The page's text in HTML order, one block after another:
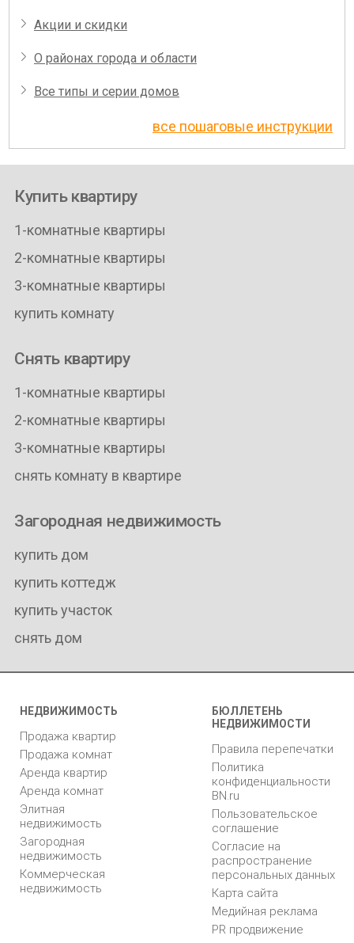
Акции и скидки
О районах города и области
Все типы и серии домов
все пошаговые инструкции
Купить квартиру
1-комнатные квартиры
2-комнатные квартиры
3-комнатные квартиры
купить комнату
Снять квартиру
1-комнатные квартиры
2-комнатные квартиры
3-комнатные квартиры
снять комнату в квартире
Загородная недвижимость
купить дом
купить коттедж
купить участок
снять дом
НЕДВИЖИМОСТЬ
Продажа квартир
Продажа комнат
Аренда квартир
Аренда комнат
Элитная
недвижимость
Загородная
недвижимость
Коммерческая
недвижимость
БЮЛЛЕТЕНЬ
НЕДВИЖИМОСТИ
Правила перепечатки
Политика
конфиденциальности
BN.ru
Пользовательское
соглашение
Согласие на
распространение
персональных данных
Карта сайта
Медийная реклама
PR продвижение